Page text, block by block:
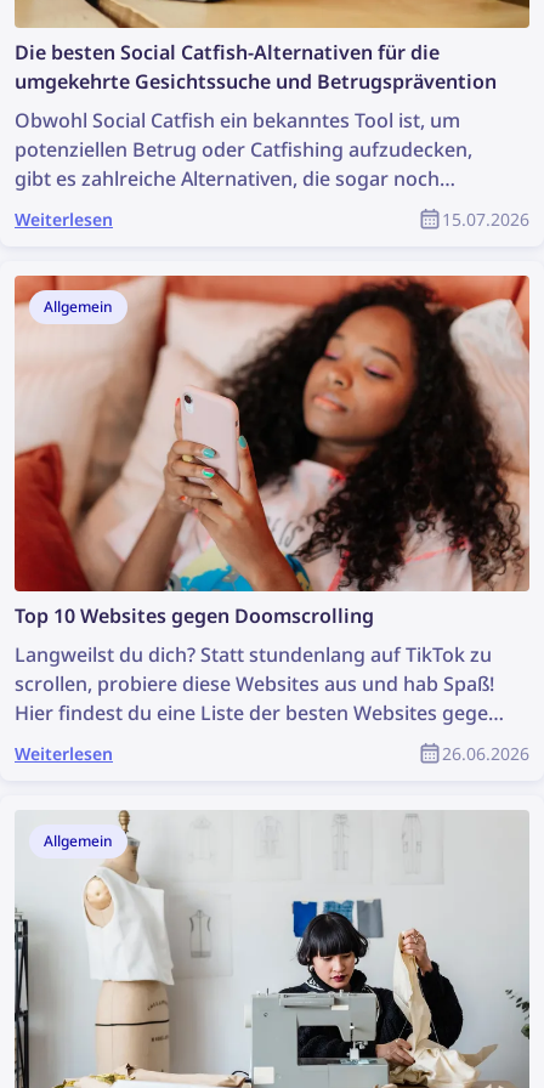
Die besten Social Catfish-Alternativen für die
umgekehrte Gesichtssuche und Betrugsprävention
Obwohl Social Catfish ein bekanntes Tool ist, um
potenziellen Betrug oder Catfishing aufzudecken,
gibt es zahlreiche Alternativen, die sogar noch
effektiver sein können. Entdecken Sie die besten
Social Catfish-Alternativen für die umgekehrte
Weiterlesen 15.07.2026
Allgemein
Top 10 Websites gegen Doomscrolling
Langweilst du dich? Statt stundenlang auf TikTok zu
scrollen, probiere diese Websites aus und hab Spaß!
Hier findest du eine Liste der besten Websites gegen
Langeweile – von unterhaltsamen Spielen bis hin zu
spannenden Entdeckungen im Internet.
Weiterlesen 26.06.2026
Allgemein